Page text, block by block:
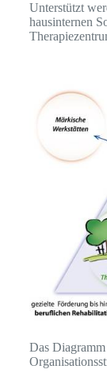
Unterstützt
hausinternen
Das